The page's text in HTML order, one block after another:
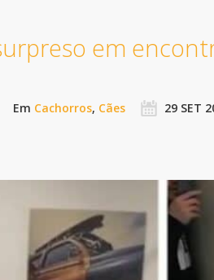
em
Em Cachorros, Cães 29 SET